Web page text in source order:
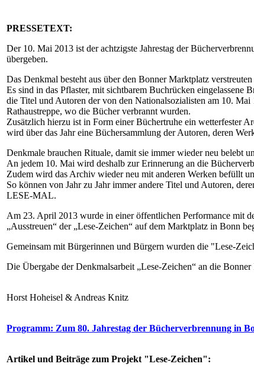
PRESSETEXT:
Der 10. Mai 2013 ist der achtzigste Jahrestag der
übergeben.
Das Denkmal besteht aus über den Bonner Marktplatz
Es sind in das Pflaster, mit sichtbarem Buchrücken eingelassene
die Titel und Autoren der von den Nationalsozialisten am 10.
Rathaustreppe, wo die Bücher verbrannt wurden.
Zusätzlich hierzu ist in Form einer Büchertruhe ein wetterfester
wird über das Jahr eine Büchersammlung der Autoren, deren
Denkmale brauchen Rituale, damit sie immer wieder neu belebt
An jedem 10. Mai wird deshalb zur Erinnerung an die
Zudem wird das Archiv wieder neu mit anderen Werken befüllt
So können von Jahr zu Jahr immer andere Titel und Autoren,
LESE-MAL.
Am 23. April 2013 wurde in einer öffentlichen Performance mit
„Ausstreuen“ der „Lese-Zeichen“ auf dem Marktplatz in Bonn
Gemeinsam mit Bürgerinnen und Bürgern wurden die "Lese-
Die Übergabe der Denkmalsarbeit „Lese-Zeichen“ an die
Horst Hoheisel & Andreas Knitz
Programm: Zum 80. Jahrestag der Bücherverbrennung in
Artikel und Beiträge zum Projekt "Lese-Zeichen":